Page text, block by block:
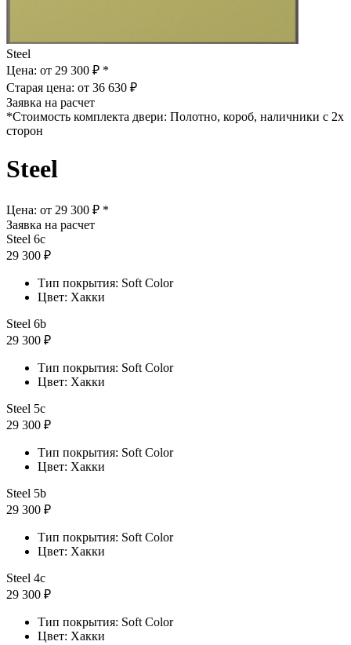
Steel
Цена: от 29 300 ₽ *
Старая цена: от 36 630 ₽
Заявка на расчет
*Стоимость комплекта двери: Полотно, короб, наличники с 2х
сторон
Steel
Цена: от 29 300 ₽ *
Заявка на расчет
Steel 6с
29 300 ₽
Тип покрытия: Soft Color
Цвет: Хакки
Steel 6b
29 300 ₽
Тип покрытия: Soft Color
Цвет: Хакки
Steel 5с
29 300 ₽
Тип покрытия: Soft Color
Цвет: Хакки
Steel 5b
29 300 ₽
Тип покрытия: Soft Color
Цвет: Хакки
Steel 4с
29 300 ₽
Тип покрытия: Soft Color
Цвет: Хакки